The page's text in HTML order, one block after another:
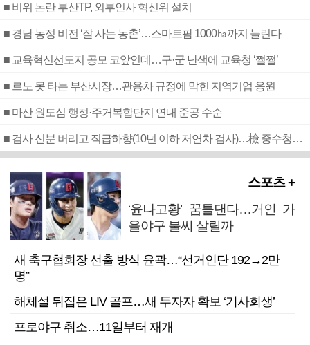
■ 비위 논란 부산TP, 외부인사 혁신위 설치
■ 경남 농정 비전 ‘잘 사는 농촌’…스마트팜 1000㏊까지 늘린다
■ 교육혁신선도지 공모 코앞인데…구·군 난색에 교육청 ‘쩔쩔’
■ 르노 못 타는 부산시장…관용차 규정에 막힌 지역기업 응원
■ 마산 원도심 행정·주거복합단지 연내 준공 수순
■ 검사 신분 버리고 직급하향(10년 이하 저연차 검사)…檢 중수청행 기피
스포츠 +
‘윤나고황’ 꿈틀댄다…거인 가
을야구 불씨 살릴까
새 축구협회장 선출 방식 윤곽…“선거인단 192→2만
명”
해체설 뒤집은 LIV 골프…새 투자자 확보 ‘기사회생’
프로야구 취소…11일부터 재개